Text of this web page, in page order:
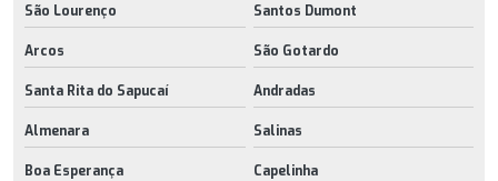
São Lourenço Santos Dumont
Arcos São Gotardo
Santa Rita do Sapucaí Andradas
Almenara Salinas
Boa Esperança Capelinha